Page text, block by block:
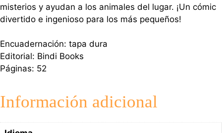
misterios y ayudan a los animales del lugar. ¡Un cómic
divertido e ingenioso para los más pequeños!
Encuadernación: tapa dura
Editorial: Bindi Books
Páginas: 52
Información adicional